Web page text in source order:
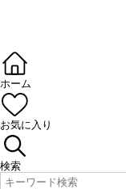
ホーム
お気に入り
検索